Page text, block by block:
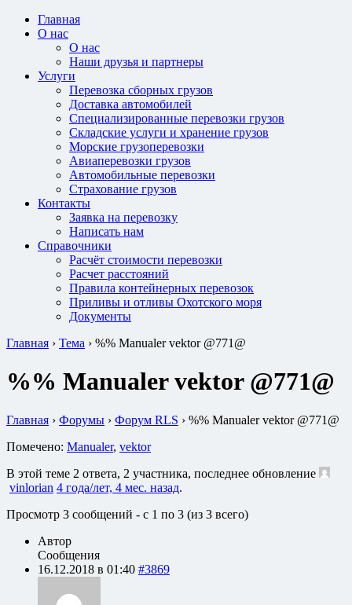
Главная
О нас
О нас
Наши друзья и партнеры
Услуги
Перевозка сборных грузов
Доставка автомобилей
Специализированные перевозки грузов
Складские услуги и хранение грузов
Морские грузоперевозки
Авиаперевозки грузов
Автомобильные перевозки
Страхование грузов
Контакты
Заявка на перевозку
Написать нам
Справочники
Расчёт стоимости перевозки
Расчет расстояний
Правила контейнерных перевозок
Приливы и отливы Охотского моря
Документы
Главная › Тема › %% Manualer vektor @771@
%% Manualer vektor @771@
Главная › Форумы › Форум RLS › %% Manualer vektor @771@
Помечено: Manualer, vektor
В этой теме 2 ответа, 2 участника, последнее обновление
vinlorian 4 года/лет, 4 мес. назад.
Просмотр 3 сообщений - с 1 по 3 (из 3 всего)
Автор
Сообщения
16.12.2018 в 01:40 #3869